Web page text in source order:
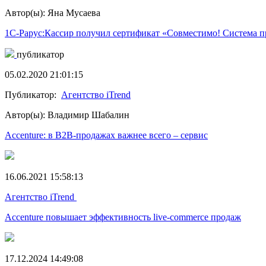
Автор(ы): Яна Мусаева
1С-Рарус:Кассир получил сертификат «Совместимо! Система
публикатор
05.02.2020 21:01:15
Публикатор: Агентство iTrend
Автор(ы): Владимир Шабалин
Accenture: в B2B-продажах важнее всего – сервис
16.06.2021 15:58:13
Агентство iTrend
Accenture повышает эффективность live-commerce продаж
17.12.2024 14:49:08